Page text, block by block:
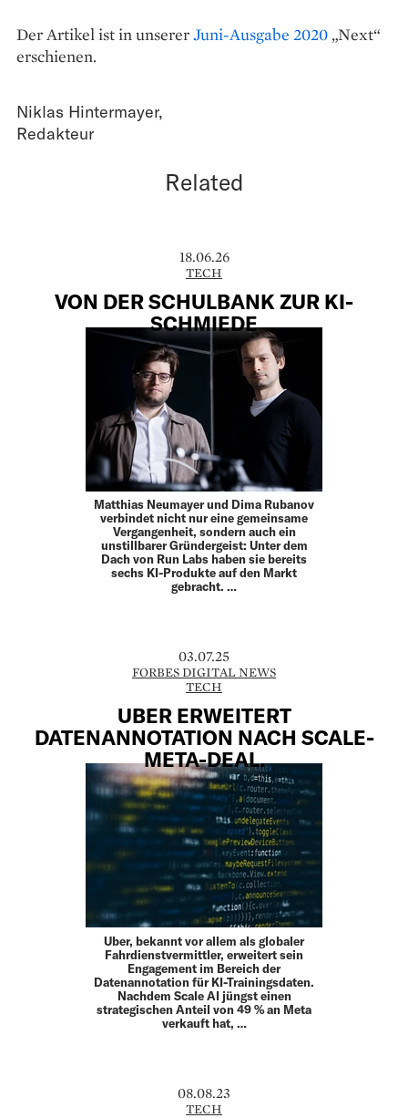
Der Artikel ist in unsererJuni-Ausgabe 2020 „Next“
erschienen.
Niklas Hintermayer,
Redakteur
Related
18.06.26
TECH
VON DER SCHULBANK ZUR KI-
SCHMIEDE
Matthias Neumayer und Dima Rubanov
verbindet nicht nur eine gemeinsame
Vergangenheit, sondern auch ein
unstillbarer Gründergeist: Unter dem
Dach von Run Labs haben sie bereits
sechs KI-Produkte auf den Markt
gebracht. …
03.07.25
FORBES DIGITAL NEWS
TECH
UBER ERWEITERT
DATENANNOTATION NACH SCALE-
META-DEAL.
Uber, bekannt vor allem als globaler
Fahrdienstvermittler, erweitert sein
Engagement im Bereich der
Datenannotation für KI-Trainingsdaten.
Nachdem Scale AI jüngst einen
strategischen Anteil von 49 % an Meta
verkauft hat, …
08.08.23
TECH